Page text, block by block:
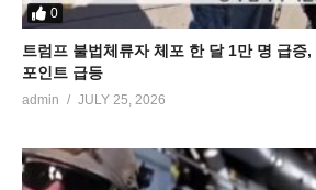
0
트럼프 불법체류자 체포 한 달 1만 명 급증
포인트 급등
admin JULY 25, 2026